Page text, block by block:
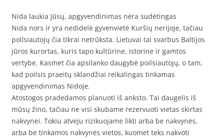
Nida laukia Jūsų, apgyvendinimas nėra sudėtingas
Nida nors ir yra nedidelė gyvenvietė Kuršių nerijoje, tačiau
poilsiautojų čia tikrai netrūksta. Lietuvai tai svarbus Baltijos
jūros kurortas, kuris tapo kultūrine, istorine ir gamtos
vertybe. Kasmet čia apsilanko daugybė poilsiautojų, o tam,
kad poilsis praeitų sklandžiai reikalingas tinkamas
apgyvendinimas Nidoje.
Atostogos pradedamos planuoti iš anksto. Tai daugelis iš
mūsų žino, tačiau ne visi skubame rezervuoti vietas skirtas
nakvynei. Tokiu atveju rizikuojame likti arba be nakvynės,
arba be tinkamos nakvynės vietos, kuomet teks nakvoti